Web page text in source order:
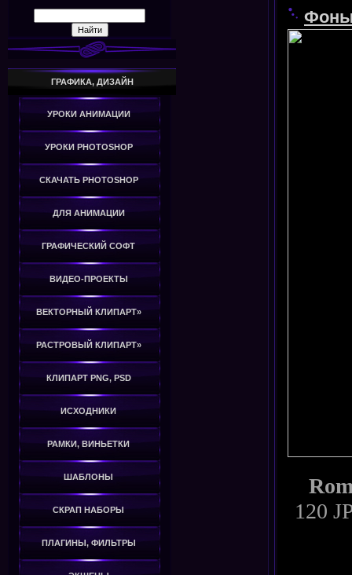
ГРАФИКА, ДИЗАЙН
УРОКИ АНИМАЦИИ
УРОКИ PHOTOSHOP
СКАЧАТЬ PHOTOSHOP
ДЛЯ АНИМАЦИИ
ГРАФИЧЕСКИЙ СОФТ
ВИДЕО-ПРОЕКТЫ
ВЕКТОРНЫЙ КЛИПАРТ»
РАСТРОВЫЙ КЛИПАРТ»
КЛИПАРТ PNG, PSD
ИСХОДНИКИ
РАМКИ, ВИНЬЕТКИ
ШАБЛОНЫ
СКРАП НАБОРЫ
ПЛАГИНЫ, ФИЛЬТРЫ
120